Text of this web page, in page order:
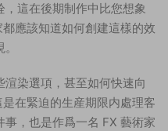
這在後期制作中比您想象
應該知道如何創建這樣的效
染選項，甚至如何快速向
在緊迫的生産期限内處理客
，也是作爲一名 FX 藝術家